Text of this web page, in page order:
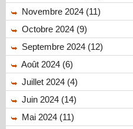
Novembre 2024 (11)
Octobre 2024 (9)
Septembre 2024 (12)
Août 2024 (6)
Juillet 2024 (4)
Juin 2024 (14)
Mai 2024 (11)